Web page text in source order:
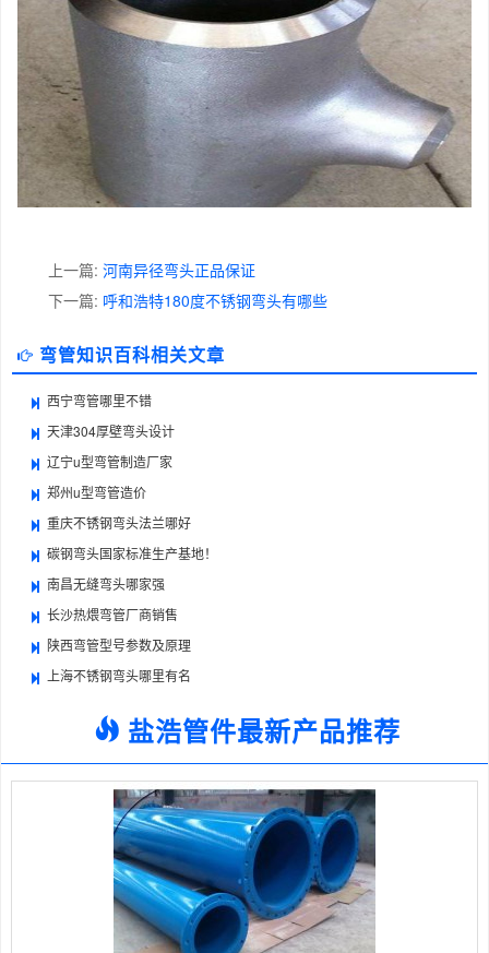
上一篇: 河南异径弯头正品保证
下一篇: 呼和浩特180度不锈钢弯头有哪些
弯管知识百科相关文章
西宁弯管哪里不错
天津304厚壁弯头设计
辽宁u型弯管制造厂家
郑州u型弯管造价
重庆不锈钢弯头法兰哪好
碳钢弯头国家标准生产基地！
南昌无缝弯头哪家强
长沙热煨弯管厂商销售
陕西弯管型号参数及原理
上海不锈钢弯头哪里有名
盐浩管件最新产品推荐